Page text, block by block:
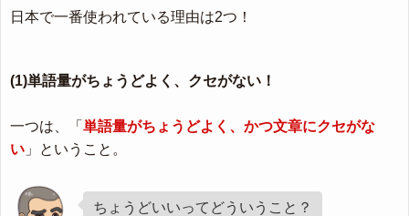
日本で一番使われている理由は2つ！
(1)単語量がちょうどよく、クセがない！
一つは、「 単語量がちょうどよく、かつ文章にクセがな
い 」ということ。
ちょうどいいってどういうこと？